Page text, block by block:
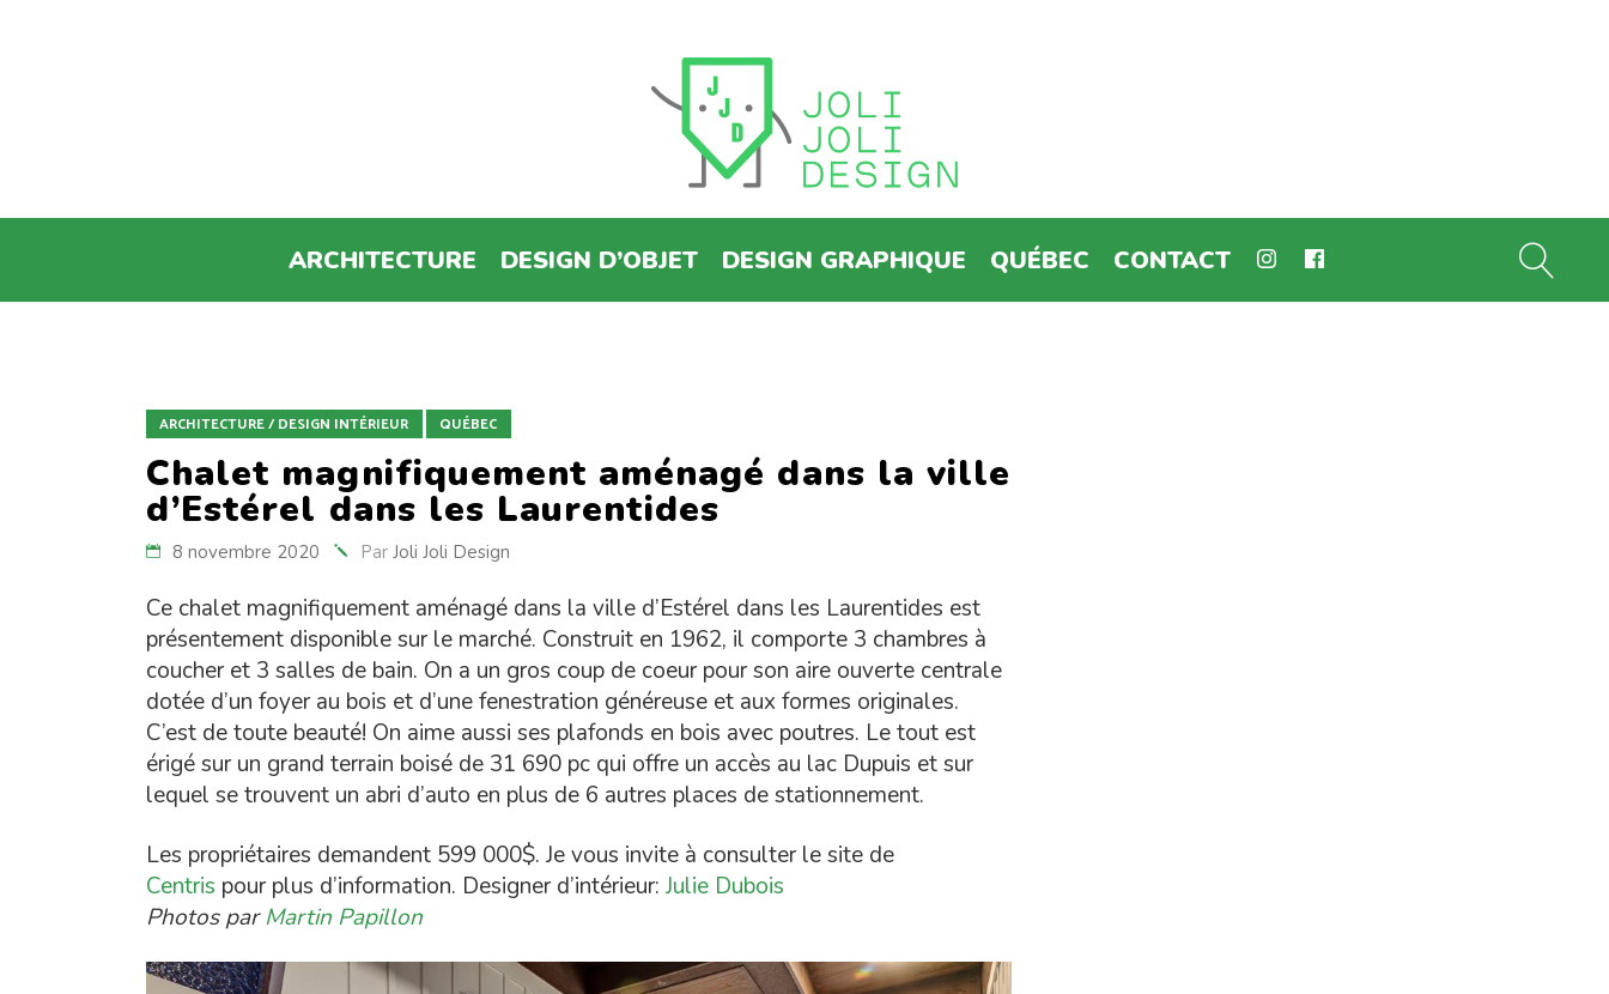
ARCHITECTURE DESIGN D’OBJET DESIGN GRAPHIQUE QUÉBEC CONTACT
ARCHITECTURE / DESIGN INTÉRIEUR QUÉBEC
Chalet magnifiquement aménagé dans la ville
d’Estérel dans les Laurentides
8 novembre 2020 Par Joli Joli Design
Ce chalet magnifiquement aménagé dans la ville d’Estérel dans les Laurentides est
présentement disponible sur le marché. Construit en 1962, il comporte 3 chambres à
coucher et 3 salles de bain. On a un gros coup de coeur pour son aire ouverte centrale
dotée d’un foyer au bois et d’une fenestration généreuse et aux formes originales.
C’est de toute beauté! On aime aussi ses plafonds en bois avec poutres. Le tout est
érigé sur un grand terrain boisé de 31 690 pc qui offre un accès au lac Dupuis et sur
lequel se trouvent un abri d’auto en plus de 6 autres places de stationnement.
Les propriétaires demandent 599 000$. Je vous invite à consulter le site de
Centris pour plus d’information. Designer d’intérieur: Julie Dubois
Photos par Martin Papillon